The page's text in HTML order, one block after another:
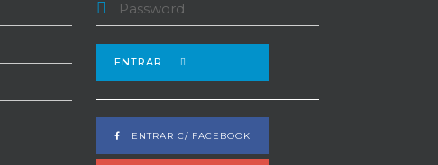
ENTRAR
ENTRAR C/ FACEBOOK